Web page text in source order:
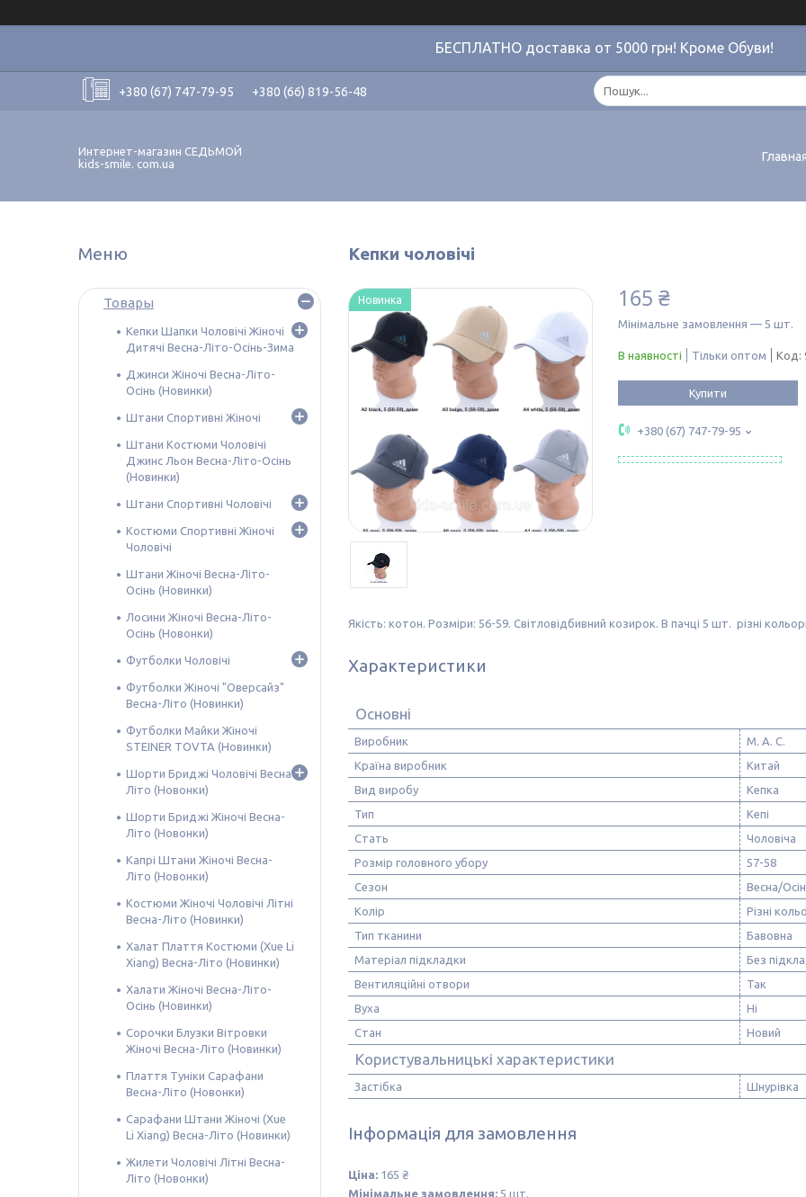
БЕСПЛАТНО доставка от 5000 грн! Кроме Обуви!
+380 (67) 747-79-95 +380 (66) 819-56-48
Интернет-магазин СЕДЬМОЙ
kids-smile. com.ua
Главная
Кепки чоловічі
Новинка 165 ₴
Мінімальне замовлення — 5 шт.
В наявності Тільки оптом Код:
Купити
+380 (67) 747-79-95
Якість: котон. Розміри: 56-59. Світловідбивний козирок. В пачці 5 шт. різні
Характеристики
Основні
Виробник
М. А. С.
Країна виробник
Китай
Вид виробу
Кепка
Тип
Кепі
Стать
Чоловіча
Розмір головного убору
57-58
Сезон
Весна/
Колір
Різні
Тип тканини
Бавовна
Матеріал підкладки
Без
Вентиляційні отвори
Так
Вуха
Ні
Стан
Новий
Користувальницькі характеристики
Застібка Шнурівка
Інформація для замовлення
Ціна: 165 ₴
Мінімальне замовлення: 5 шт.
Товары
Кепки Шапки Чоловічі Жіночі
Дитячі Весна-Літо-Осінь-Зима
Джинси Жіночі Весна-Літо-
Осінь (Новинки)
Штани Спортивні Жіночі
Штани Костюми Чоловічі
Джинс Льон Весна-Літо-Осінь
(Новинки)
Штани Спортивні Чоловічі
Костюми Спортивні Жіночі
Чоловічі
Штани Жіночі Весна-Літо-
Осінь (Новинки)
Лосини Жіночі Весна-Літо-
Осінь (Новонки)
Футболки Чоловічі
Футболки Жіночі "Оверсайз"
Весна-Літо (Новинки)
Футболки Майки Жіночі
STEINER TOVTA (Новинки)
Шорти Бриджі Чоловічі Весна-
Літо (Новонки)
Шорти Бриджі Жіночі Весна-
Літо (Новонки)
Капрі Штани Жіночі Весна-
Літо (Новонки)
Костюми Жіночі Чоловічі Літні
Весна-Літо (Новинки)
Халат Плаття Костюми (Xue Li
Xiang) Весна-Літо (Новинки)
Халати Жіночі Весна-Літо-
Осінь (Новинки)
Сорочки Блузки Вітровки
Жіночі Весна-Літо (Новинки)
Плаття Туніки Сарафани
Весна-Літо (Новонки)
Сарафани Штани Жіночі (Xue
Li Xiang) Весна-Літо (Новинки)
Жилети Чоловічі Літні Весна-
Літо (Новонки)